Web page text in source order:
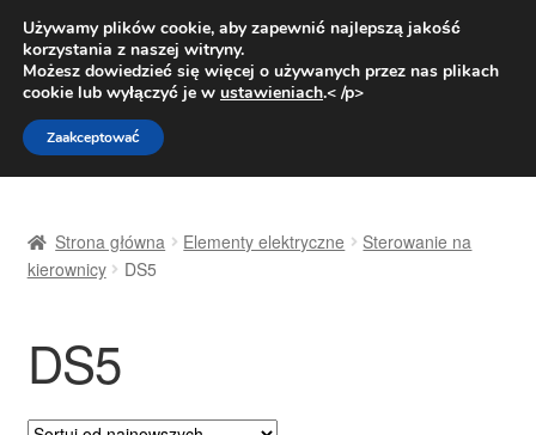
DOSTAWA od 31 zł
Pn.-pt. 9:00-16:00800 003 167
Przejdź
do
nawigacji
Przejdź
do
treści
Dostawa
Kontakt
Strona główna Elementy elektryczne
Sterowanie na
kierownicy
DS5
DS5
Używamy plików cookie, aby zapewnić najlepszą jakość
korzystania z naszej witryny.
Możesz dowiedzieć się więcej o używanych przez nas plikach
cookie lub wyłączyć je w ustawieniach.< /p>
Zaakceptować